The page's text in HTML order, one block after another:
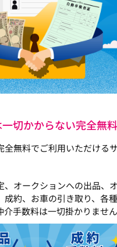
切かからない完全無料
全無料でご利用いただける
、オークションへの出品、
成約、お車の引き取り、各
手数料は一切掛かりません